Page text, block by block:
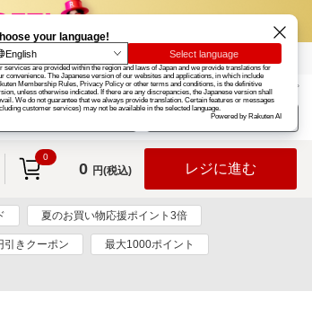
楽天グループ カード
お知らせ ヘルプ
ログイン
0
0 円(税込) レジに進む
夏のお買い物応援ポイント3倍
引きクーポン 最大1000ポイント